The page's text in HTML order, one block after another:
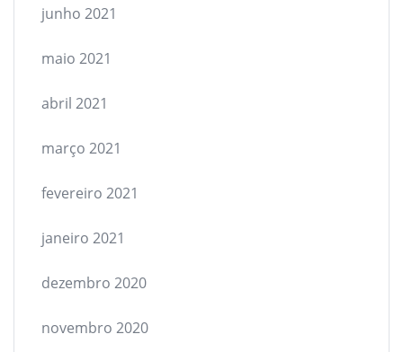
junho 2021
maio 2021
abril 2021
março 2021
fevereiro 2021
janeiro 2021
dezembro 2020
novembro 2020